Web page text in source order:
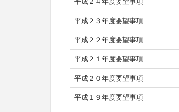
平成２３年度要望事項
平成２２年度要望事項
平成２１年度要望事項
平成２０年度要望事項
平成１９年度要望事項